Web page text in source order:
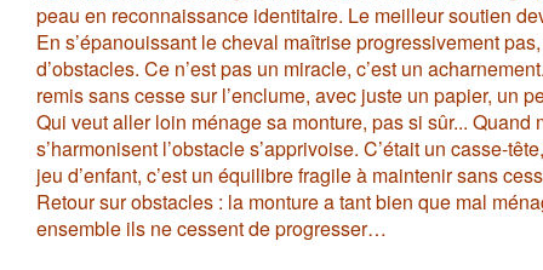
peau en reconnaissance identitaire. Le meilleur soutien
En s’épanouissant le cheval maîtrise progressivement
d’obstacles. Ce n’est pas un miracle, c’est un
remis sans cesse sur l’enclume, avec juste un papier, un
Qui veut aller loin ménage sa monture, pas si sûr... Quand
s’harmonisent l’obstacle s’apprivoise. C’était un casse-
jeu d’enfant, c’est un équilibre fragile à maintenir sans
Retour sur obstacles : la monture a tant bien que mal
ensemble ils ne cessent de progresser…